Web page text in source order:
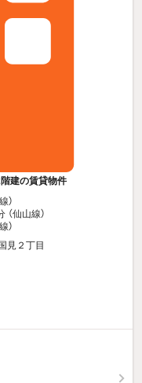
建の賃貸物件
）
（仙山線）
）
見２丁目